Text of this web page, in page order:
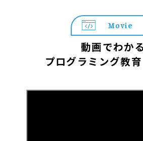
Movie
動画でわかる
プログラミング教